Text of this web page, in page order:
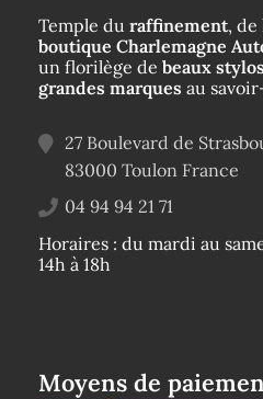
Temple du raffinement, de
boutique Charlemagne
un florilège de beaux stylos
grandes marques au
27 Boulevard de
83000 Toulon France
04 94 94 21 71
Horaires : du mardi au
14h à 18h
Moyens de